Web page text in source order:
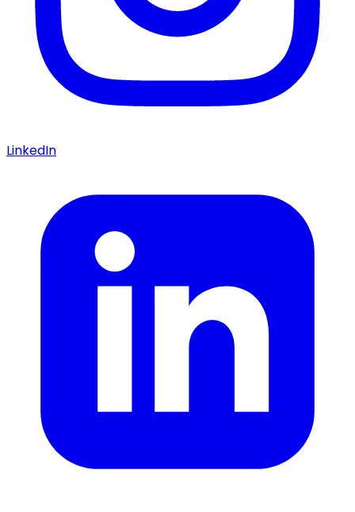
LinkedIn